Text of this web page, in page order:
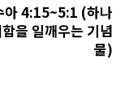
아 4:15~5:1 (하나
을 일깨우는 기념
물)